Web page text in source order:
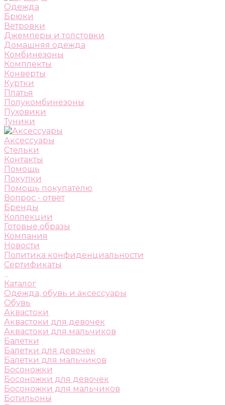
Одежда
Брюки
Ветровки
Джемперы и толстовки
Домашняя одежда
Комбинезоны
Комплекты
Конверты
Куртки
Платья
Полукомбинезоны
Пуховики
Туники
Аксессуары
Стельки
Контакты
Помощь
Покупки
Помощь покупателю
Вопрос - ответ
Бренды
Коллекции
Готовые образы
Компания
Новости
Политика конфиденциальности
Сертификаты
...
Каталог
Одежда, обувь и аксессуары
Обувь
Аквастоки
Аквастоки для девочек
Аквастоки для мальчиков
Балетки
Балетки для девочек
Балетки для мальчиков
Босоножки
Босоножки для девочек
Босоножки для мальчиков
Ботильоны